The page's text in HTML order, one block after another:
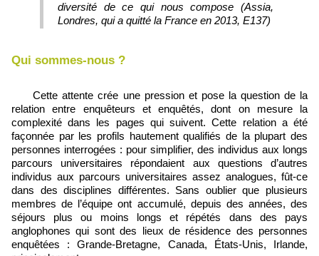
diversité de ce qui nous compose (Assia,
Londres, qui a quitté la France en 2013, E137)
Qui sommes-nous ?
Cette attente crée une pression et pose la question de la
relation entre enquêteurs et enquêtés, dont on mesure la
complexité dans les pages qui suivent. Cette relation a été
façonnée par les profils hautement qualifiés de la plupart des
personnes interrogées : pour simplifier, des individus aux longs
parcours universitaires répondaient aux questions d’autres
individus aux parcours universitaires assez analogues, fût‑ce
dans des disciplines différentes. Sans oublier que plusieurs
membres de l’équipe ont accumulé, depuis des années, des
séjours plus ou moins longs et répétés dans des pays
anglophones qui sont des lieux de résidence des personnes
enquêtées : Grande‑Bretagne, Canada, États‑Unis, Irlande,